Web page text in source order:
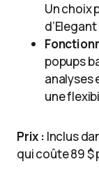
Un choix
popups
analyses
une
Prix : Inclus
qui coûte 89 $